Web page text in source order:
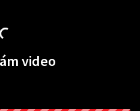
video